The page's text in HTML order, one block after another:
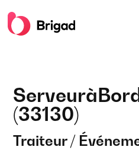
Serveurà
(33130)
Traiteur /